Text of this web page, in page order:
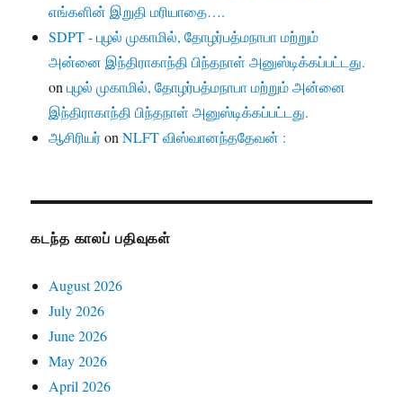
எங்களின் இறுதி மரியாதை….
SDPT - புழல் முகாமில், தோழர்பத்மநாபா மற்றும்
அன்னை இந்திராகாந்தி பிந்தநாள் அனுஸ்டிக்கப்பட்டது.
onபுழல் முகாமில், தோழர்பத்மநாபா மற்றும் அன்னை
இந்திராகாந்தி பிந்தநாள் அனுஸ்டிக்கப்பட்டது.
ஆசிரியர்onNLFT விஸ்வானந்ததேவன் :
கடந்த காலப் பதிவுகள்
August 2026
July 2026
June 2026
May 2026
April 2026